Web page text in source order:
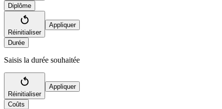
Diplôme
Réinitialiser
Appliquer
Durée
Saisis la durée souhaitée
Réinitialiser
Appliquer
Coûts